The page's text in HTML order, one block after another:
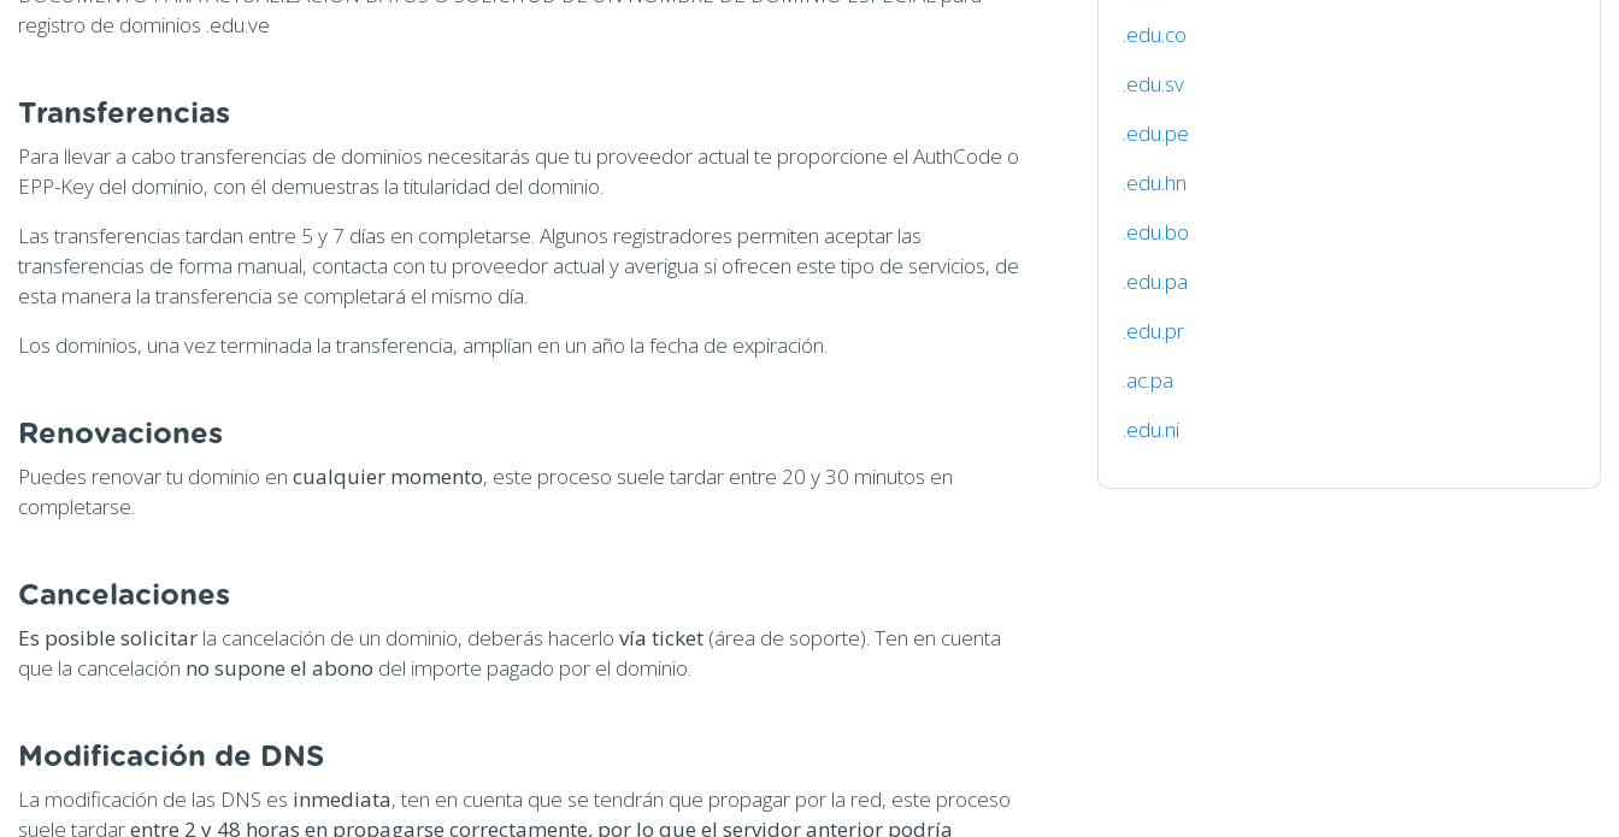
registro de dominios .edu.ve
Transferencias
Para llevar a cabo transferencias de dominios necesitarás que tu proveedor actual te proporcione el AuthCode o
EPP-Key del dominio, con él demuestras la titularidad del dominio.
Las transferencias tardan entre 5 y 7 días en completarse. Algunos registradores permiten aceptar las
transferencias de forma manual, contacta con tu proveedor actual y averigua si ofrecen este tipo de servicios, de
esta manera la transferencia se completará el mismo día.
Los dominios, una vez terminada la transferencia, amplían en un año la fecha de expiración.
Renovaciones
Puedes renovar tu dominio en cualquier momento, este proceso suele tardar entre 20 y 30 minutos en
completarse.
Cancelaciones
Es posible solicitar la cancelación de un dominio, deberás hacerlo vía ticket (área de soporte). Ten en cuenta
que la cancelación no supone el abono del importe pagado por el dominio.
Modificación de DNS
La modificación de las DNS es inmediata, ten en cuenta que se tendrán que propagar por la red, este proceso
suele tardarentre 2 y 48 horas en propagarse correctamente, por lo que el servidor anterior podría
.edu.co
.edu.sv
.edu.pe
.edu.hn
.edu.bo
.edu.pa
.edu.pr
.ac.pa
.edu.ni